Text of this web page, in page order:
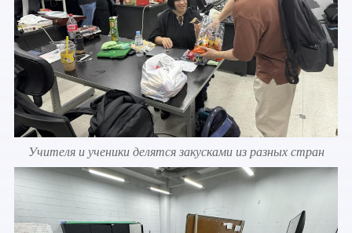
Учителя и ученики делятся закусками из разных стран